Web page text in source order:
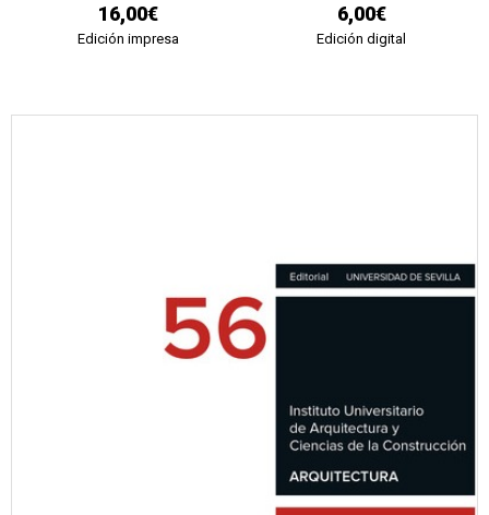
16,00€
Edición impresa
6,00€
Edición digital